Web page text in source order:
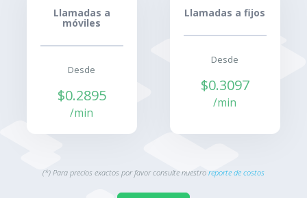
Llamadas a
móviles
Desde
$0.2895
/min
Llamadas a fijos
Desde
$0.3097
/min
(*) Para precios exactos por favor consulte nuestro reporte de costos